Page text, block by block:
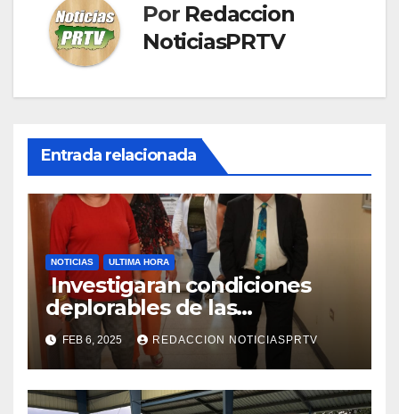
Por Redaccion
NoticiasPRTV
Entrada relacionada
NOTICIAS ULTIMA HORA
Investigaran condiciones
deplorables de las
facilidades el Departamento
de la Salud en Mayagüez
FEB 6, 2025 REDACCION NOTICIASPRTV